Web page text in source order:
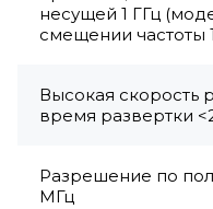
несущей 1 ГГц
смещении частоты
Высокая скорость
время развертки
Разрешение по
МГц